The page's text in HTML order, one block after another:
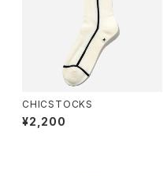
CHICSTOCKS
¥2,200